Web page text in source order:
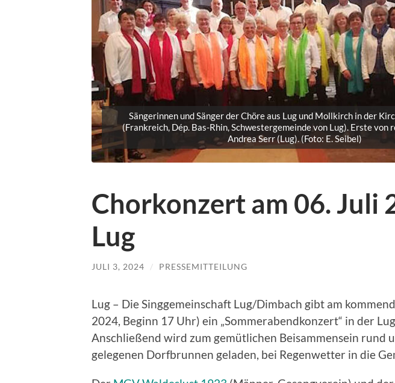
Sängerinnen und Sänger der Chöre aus Lug und Mollkirch in der
(Frankreich, Dép. Bas-Rhin, Schwestergemeinde von Lug). Erste
Andrea Serr (Lug). (Foto: E. Seibel)
Chorkonzert am 06. Juli
Lug
JULI 3, 2024 / PRESSEMITTEILUNG
Lug – Die Singgemeinschaft Lug/Dimbach gibt am
2024, Beginn 17 Uhr) ein „Sommerabendkonzert“ in der
Anschließend wird zum gemütlichen Beisammensein rund
gelegenen Dorfbrunnen geladen, bei Regenwetter in die